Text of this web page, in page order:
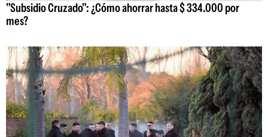
"Subsidio Cruzado": ¿Cómo ahorrar hasta $ 334.000 por
mes?